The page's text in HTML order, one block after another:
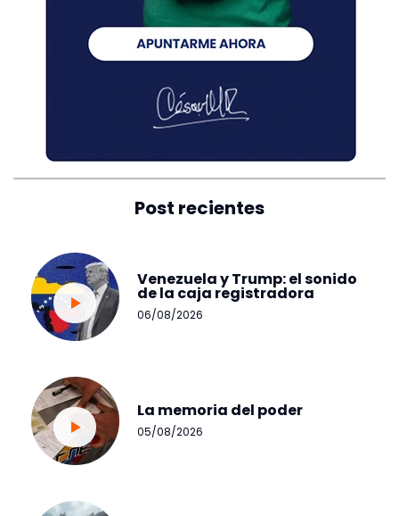
Post recientes
Venezuela y Trump: el sonido
de la caja registradora
06/08/2026
La memoria del poder
05/08/2026